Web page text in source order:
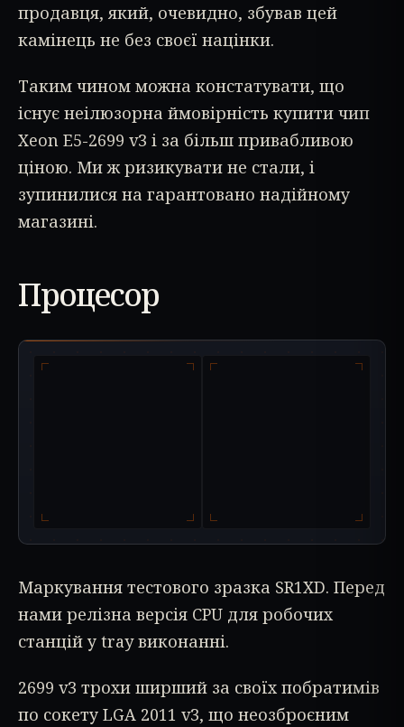
продавця, який, очевидно, збував цей
камінець не без своєї націнки.
Таким чином можна констатувати, що
існує неілюзорна ймовірність купити чип
Xeon E5-2699 v3 і за більш привабливою
ціною. Ми ж ризикувати не стали, і
зупинилися на гарантовано надійному
магазині.
Процесор
Маркування тестового зразка SR1XD. Перед
нами релізна версія CPU для робочих
станцій у tray виконанні.
2699 v3 трохи ширший за своїх побратимів
по сокету LGA 2011 v3, що неозброєним